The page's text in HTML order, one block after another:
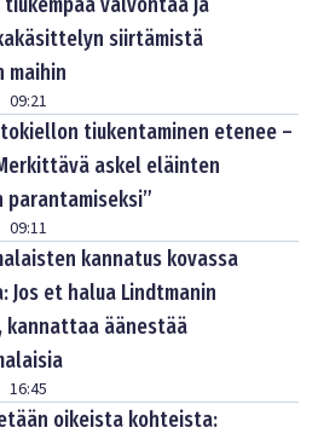
siirtämistä
maihin
09:21
tiukentaminen etenee –
askel eläinten
parantamiseksi”
09:11
kannatus kovassa
Jos et halua Lindtmanin
äänestää
16:45
oikeista kohteista: